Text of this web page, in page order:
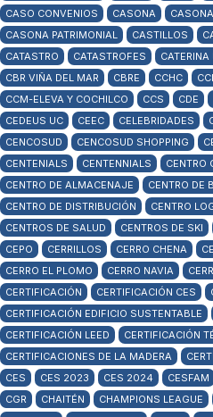
CASO CONVENIOS
CASONA
CASONA PATRIMONIAL
CASTILLOS
CATASTRO
CATASTROFES CATERINA
CBR VIÑA DEL MAR
CBRE CCHC
CCM-ELEVA Y COCHILCO
CCS CDE
CEDEUS UC
CEEC CELEBRIDADES
CENCOSUD
CENCOSUD SHOPPING
CENTENIALS
CENTENNIALS CENTRO
CENTRO DE ALMACENAJE
CENTRO DE
CENTRO DE DISTRIBUCIÓN
CENTRO
CENTROS DE SALUD
CENTROS DE SKI
CEPO
CERRILLOS CERRO CHENA
CERRO EL PLOMO
CERRO NAVIA
CERTIFICACIÓN
CERTIFICACIÓN CES
CERTIFICACIÓN EDIFICIO SUSTENTABLE
CERTIFICACIÓN LEED
CERTIFICACIÓN
CERTIFICACIONES DE LA MADERA
CES
CES 2023 CES 2024 CESFAM
CGR
CHAITÉN CHAMPIONS LEAGUE